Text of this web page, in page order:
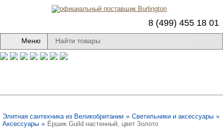
8 (499) 455 18 01
Меню
Элитная сантехника из Великобритании » Светильники и аксессуары »
Аксессуары » Ёршик Guild настенный, цвет Золото